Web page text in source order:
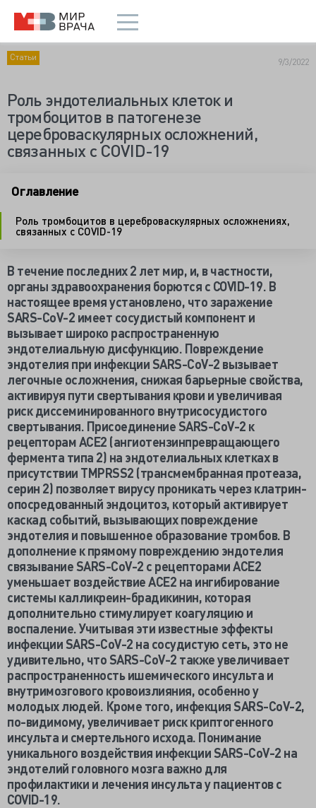
Статьи 9/3/2022
Роль эндотелиальных клеток и
тромбоцитов в патогенезе
цереброваскулярных осложнений,
связанных с COVID-19
Оглавление
Роль тромбоцитов в цереброваскулярных осложнениях,
связанных с COVID-19
В течение последних 2 лет мир, и, в частности,
органы здравоохранения борются с COVID-19. В
настоящее время установлено, что заражение
SARS-CoV-2 имеет сосудистый компонент и
вызывает широко распространенную
эндотелиальную дисфункцию. Повреждение
эндотелия при инфекции SARS-CoV-2 вызывает
легочные осложнения, снижая барьерные свойства,
активируя пути свертывания крови и увеличивая
риск диссеминированного внутрисосудистого
свертывания. Присоединение SARS-CoV-2 к
рецепторам ACE2 (ангиотензинпревращающего
фермента типа 2) на эндотелиальных клетках в
присутствии TMPRSS2 (трансмембранная протеаза,
серин 2) позволяет вирусу проникать через клатрин-
опосредованный эндоцитоз, который активирует
каскад событий, вызывающих повреждение
эндотелия и повышенное образование тромбов. В
дополнение к прямому повреждению эндотелия
связывание SARS-CoV-2 с рецепторами ACE2
уменьшает воздействие ACE2 на ингибирование
системы калликреин-брадикинин, которая
дополнительно стимулирует коагуляцию и
воспаление. Учитывая эти известные эффекты
инфекции SARS-CoV-2 на сосудистую сеть, это не
удивительно, что SARS-CoV-2 также увеличивает
распространенность ишемического инсульта и
внутримозгового кровоизлияния, особенно у
молодых людей. Кроме того, инфекция SARS-CoV-2,
по-видимому, увеличивает риск криптогенного
инсульта и смертельного исхода. Понимание
уникального воздействия инфекции SARS-CoV-2 на
эндотелий головного мозга важно для
профилактики и лечения инсульта у пациентов с
COVID-19.